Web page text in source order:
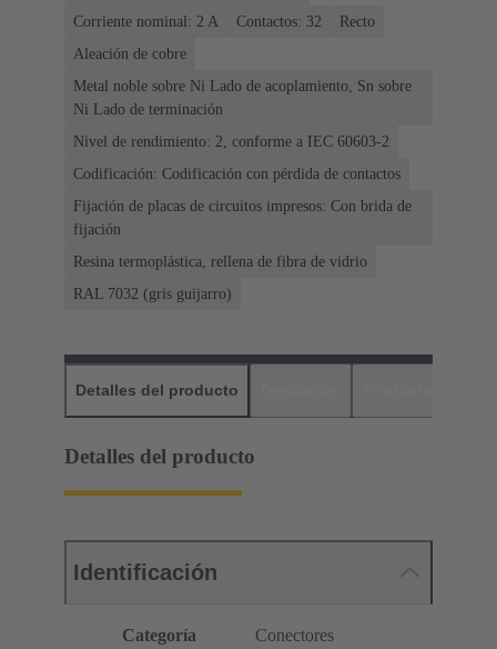
Corriente nominal: ‌2 A
Contactos: 32
Recto
Aleación de cobre
Metal noble sobre Ni Lado de acoplamiento, Sn sobre
Ni Lado de terminación
Nivel de rendimiento: 2, conforme a IEC 60603-2
Codificación: Codificación con pérdida de contactos
Fijación de placas de circuitos impresos: Con brida de
fijación
Resina termoplástica, rellena de fibra de vidrio
RAL 7032 (gris guijarro)
Detalles del producto
Detalles del producto
Identificación
Categoría
Conectores